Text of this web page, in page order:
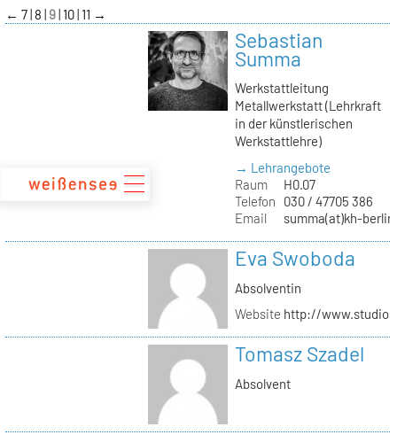
zum
Inhalt
← 7 8 9 10 11 →
Sebastian
Summa
Werkstattleitung
Metallwerkstatt (Lehrkraft
in der künstlerischen
Werkstattlehre)
→ Lehrangebote
Raum
H0.07
Telefon
030 / 47705 386
Email
summa(at)kh-
Eva Swoboda
Absolventin
Website http://
Tomasz Szadel
Absolvent